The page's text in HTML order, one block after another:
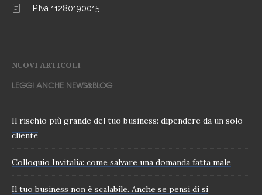
P.Iva 11280190015
NUOVI ARTICOLI
LEGGI ANCHE NEWS&BLOG
Il rischio più grande del tuo business: dipendere da un solo
cliente
Colloquio Invitalia: come salvare una domanda fatta male
Il tuo business non è scalabile. Anche se pensi di si